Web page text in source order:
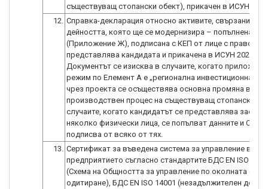
съществуващ стопански обект), прикачен в ИСУН
12. Справка-декларация относно активите, свързани с
дейността, която ще се модернизира – попълнена по
(Приложение Ж), подписана с КЕП от лице с право да
представлява кандидата и прикачена в ИСУН 2020.
Документът се изисква в случаите, когато
режим по Елемент А е „регионална инвестиционна
чрез проекта се осъществява основна промяна в
производствен процес на съществуващ стопански
случаите, когато кандидатът се представлява заедно
няколко физически лица, се попълват данните и
подписва от всяко от тях.
13. Сертификат за въведена система за управление в
предприятието съгласно стандартите БДС EN ISO
(Схема на Общността за управление по околната
одитиране), БДС EN ISO 14001 (незадължителен